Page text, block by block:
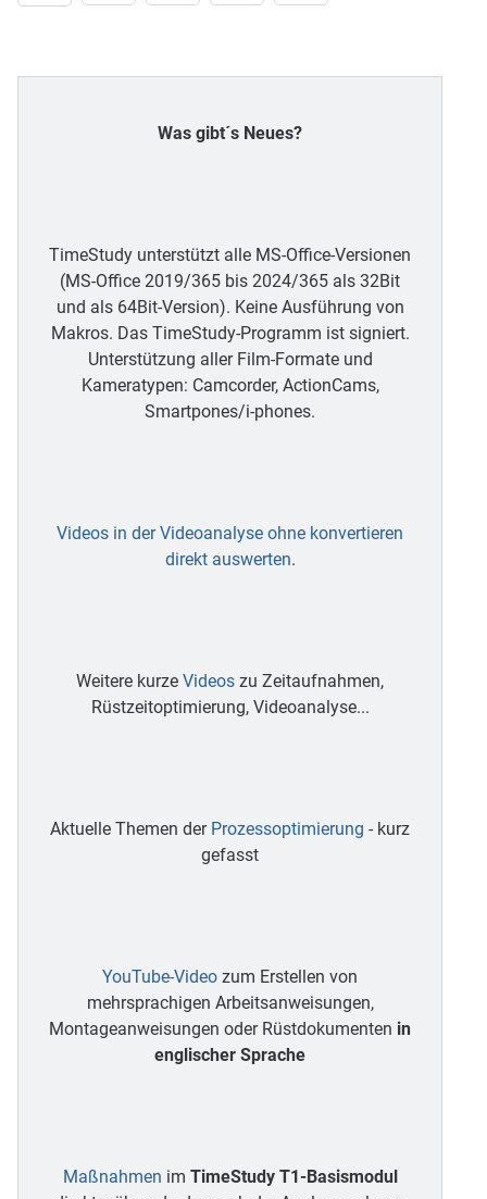
Was gibt´s Neues?
TimeStudy unterstützt alle MS-Office-Versionen
(MS-Office 2019/365 bis 2024/365 als 32Bit
und als 64Bit-Version). Keine Ausführung von
Makros. Das TimeStudy-Programm ist signiert.
Unterstützung aller Film-Formate und
Kameratypen: Camcorder, ActionCams,
Smartpones/i-phones.
Videos in der Videoanalyse ohne konvertieren
direkt auswerten.
Weitere kurze Videos zu Zeitaufnahmen,
Rüstzeitoptimierung, Videoanalyse...
Aktuelle Themen der Prozessoptimierung - kurz
gefasst
YouTube-Video zum Erstellen von
mehrsprachigen Arbeitsanweisungen,
Montageanweisungen oder Rüstdokumenten in
englischer Sprache
Maßnahmen im TimeStudy T1-Basismodul